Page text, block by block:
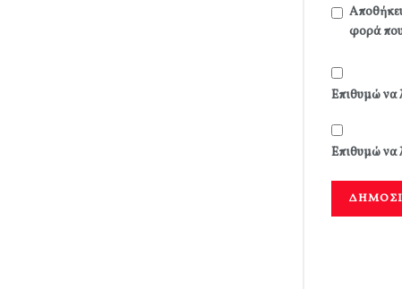
φορά
Επιθυμώ να
Επιθυμώ να